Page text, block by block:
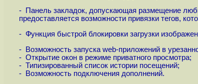
- Панель закладок, допускающая размещение
предоставляется возможности привязки тегов,
- Функция быстрой блокировки загрузки
- Возможность запуска web-приложений в
- Открытие окон в режиме приватного просмотра;
- Типизированный список истории посещений;
- Возможность подключения дополнений.